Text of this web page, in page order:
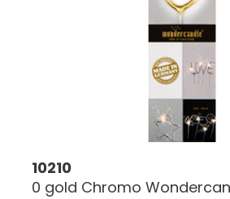
10210
0 gold Chromo